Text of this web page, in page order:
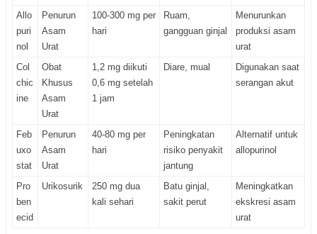
Allo
puri
nol
Penurun
Asam
Urat
100-300 mg per
hari
Ruam,
gangguan ginjal
Menurunkan
produksi asam
urat
Col
chic
ine
Obat
Khusus
Asam
Urat
1,2 mg diikuti
0,6 mg setelah
1 jam
Diare, mual
Digunakan saat
serangan akut
Feb
uxo
stat
Penurun
Asam
Urat
40-80 mg per
hari
Peningkatan
risiko penyakit
jantung
Alternatif untuk
allopurinol
Pro
ben
ecid
Urikosurik
250 mg dua
kali sehari
Batu ginjal,
sakit perut
Meningkatkan
ekskresi asam
urat